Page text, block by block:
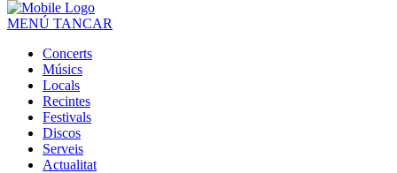
MENÚ TANCAR
Concerts
Músics
Locals
Recintes
Festivals
Discos
Serveis
Actualitat